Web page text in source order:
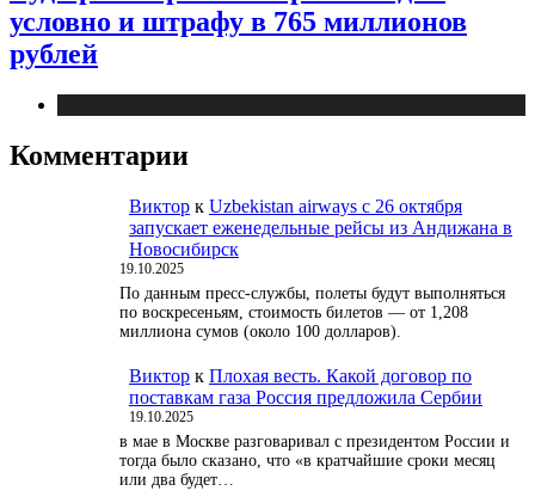
условно и штрафу в 765 миллионов
рублей
Комментарии
Виктор к Uzbekistan airways с 26 октября
запускает еженедельные рейсы из Андижана в
Новосибирск
19.10.2025
По данным пресс-службы, полеты будут выполняться
по воскресеньям, стоимость билетов — от 1,208
миллиона сумов (около 100 долларов).
Виктор к Плохая весть. Какой договор по
поставкам газа Россия предложила Сербии
19.10.2025
в мае в Москве разговаривал с президентом России и
тогда было сказано, что «в кратчайшие сроки месяц
или два будет…